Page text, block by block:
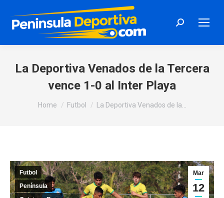
Search:
La Deportiva Venados de la Tercera
vence 1-0 al Inter Playa
You are here:
Home Futbol La Deportiva Venados de la…
Mar
12
Futbol
Península